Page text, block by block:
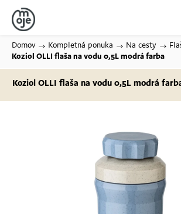
Domov / Kompletná ponuka / Na cesty /
Koziol OLLI flaša na vodu 0,5L modrá farba
Koziol OLLI flaša na vodu 0,5L modrá